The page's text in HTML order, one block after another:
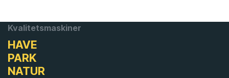
Kvalitetsmaskiner
HAVE
PARK
NATUR